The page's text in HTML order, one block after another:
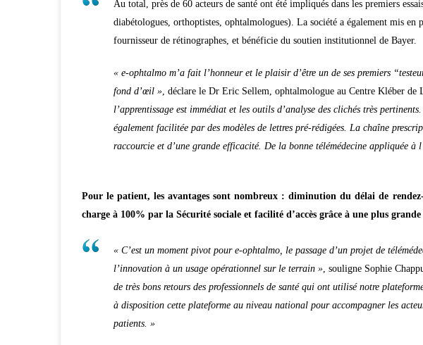
Au total, près de 60 acteurs de santé ont été impliqués dans les premiers
diabétologues, orthoptistes, ophtalmologues). La société a également mis en
fournisseur de rétinographes, et bénéficie du soutien institutionnel de Bayer.
« e-ophtalmo m’a fait l’honneur et le plaisir d’être un de ses premiers
fond d’œil » , déclare le Dr Eric Sellem, ophtalmologue au Centre Kléber de
l’apprentissage est immédiat et les outils d’analyse des clichés très
également facilitée par des modèles de lettres pré-rédigées. La chaîne
raccourcie et d’une grande efficacité. De la bonne télémédecine appliquée à
Pour le patient, les avantages sont nombreux : diminution du délai de
charge à 100% par la Sécurité sociale et facilité d’accès grâce à une plus
« C’est un moment pivot pour e-ophtalmo, le passage d’un projet de
l’innovation à un usage opérationnel sur le terrain » , souligne Sophie
de très bons retours des professionnels de santé qui ont utilisé notre
à disposition cette plateforme au niveau national pour accompagner les
patients. »